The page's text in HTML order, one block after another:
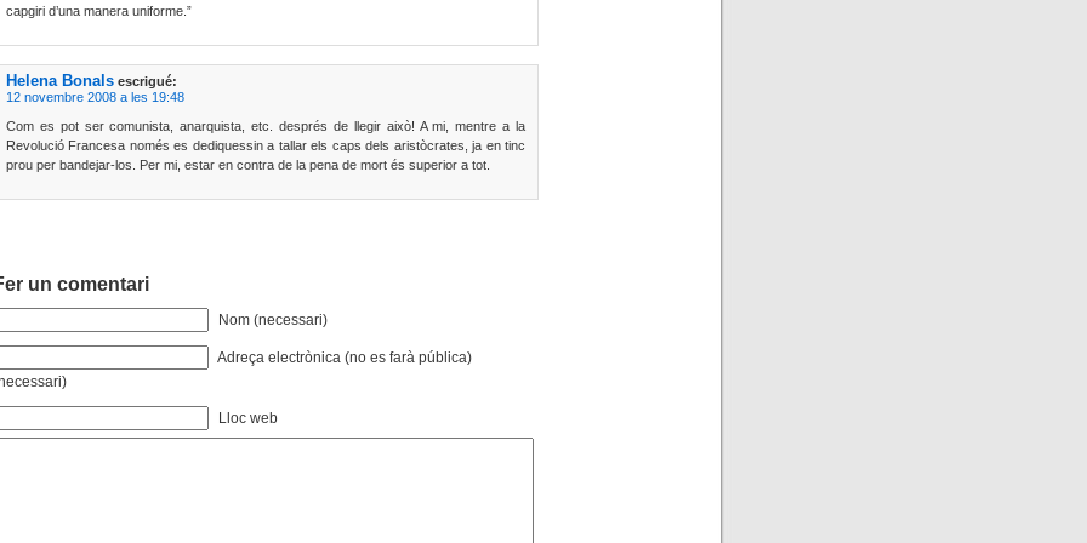
capgiri d’una manera uniforme.”
Helena Bonals escrigué:
12 novembre 2008 a les 19:48
Com es pot ser comunista, anarquista, etc. després de llegir això! A mi, mentre a la
Revolució Francesa només es dediquessin a tallar els caps dels aristòcrates, ja en tinc
prou per bandejar-los. Per mi, estar en contra de la pena de mort és superior a tot.
un comentari
Nom (necessari)
Adreça electrònica (no es farà pública)
Lloc web